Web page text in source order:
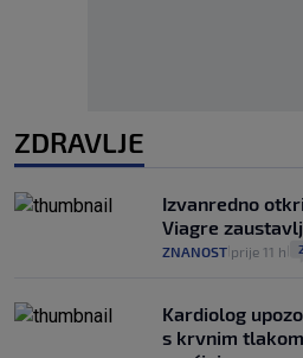
ZDRAVLJE
Izvanredno
Viagre
ZNANOST prije 11 h 2
Kardiolog
s krvnim